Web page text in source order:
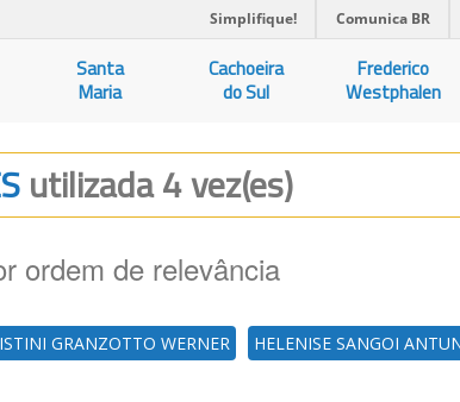
Simplifique! Comunica BR
Santa
Maria
Cachoeira
do Sul
Frederico
Westphalen
utilizada 4 vez(es)
ordem de relevância
GRANZOTTO WERNER HELENISE SANGOI